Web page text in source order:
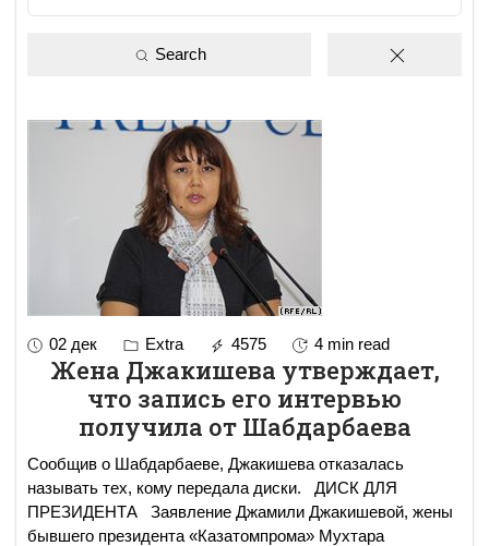
Search
02 дек Extra 4575 4 min read
Жена Джакишева утверждает,
что запись его интервью
получила от Шабдарбаева
Сообщив о Шабдарбаеве, Джакишева отказалась
называть тех, кому передала диски. ДИСК ДЛЯ
ПРЕЗИДЕНТА Заявление Джамили Джакишевой, жены
бывшего президента «Казатомпрома» Мухтара